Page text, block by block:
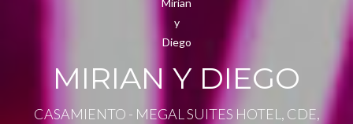
MIRIAN Y DIEGO
CASAMIENTO - MEGAL SUITES HOTEL, CDE,